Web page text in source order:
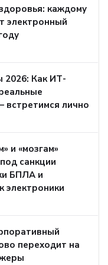
каждому
электронный
2026: Как ИТ-
лично
и «мозгам»
санкции
БПЛА и
электроники
переходит на